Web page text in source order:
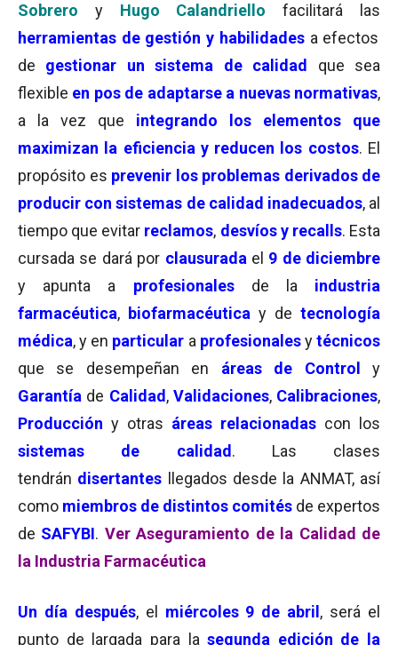
Sobrero y Hugo Calandriellofacilitará las
herramientas de gestión y habilidades a efectos
de gestionar un sistema de calidad que sea
flexible en pos de adaptarse a nuevas normativas,
a la vez que integrando los elementos que
maximizan la eficiencia y reducen los costos. El
propósito es prevenir los problemas derivados de
producir con sistemas de calidad inadecuados, al
tiempo que evitar reclamos, desvíos y recalls. Esta
cursada se dará por clausurada el 9 de diciembre
y apunta a profesionales de la industria
farmacéutica, biofarmacéutica y de tecnología
médica, y en particular a profesionales ytécnicos
que se desempeñan en áreas de Control
y
Garantía de Calidad , Validaciones, Calibraciones,
Producción y otras áreas relacionadas con los
sistemas de calidad . Las clases
tendrán disertantes
llegados desde la ANMAT, así
como miembros de distintos comités de expertos
de SAFYBI. Ver Aseguramiento de la Calidad de
la Industria Farmacéutica
Un día después, el miércoles 9 de abril , será el
punto de largada para la segunda edición de la